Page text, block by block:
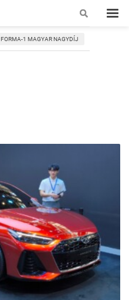
FORMA-1 MAGYAR NAGYDÍJ